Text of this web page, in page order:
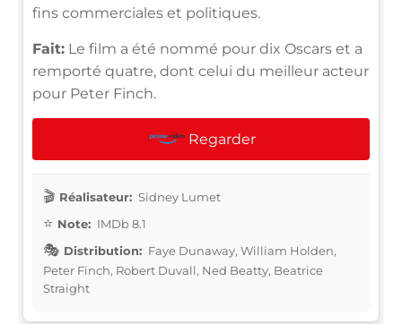
fins commerciales et politiques.
Fait: Le film a été nommé pour dix Oscars et a
remporté quatre, dont celui du meilleur acteur
pour Peter Finch.
Regarder
Réalisateur: Sidney Lumet
Note: IMDb 8.1
Distribution: Faye Dunaway, William Holden,
Peter Finch, Robert Duvall, Ned Beatty, Beatrice
Straight